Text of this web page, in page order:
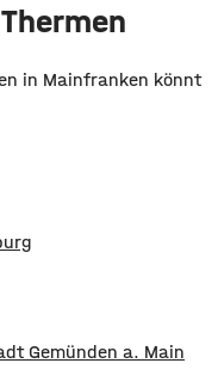
in Mainfranken könnt
Gemünden a. Main